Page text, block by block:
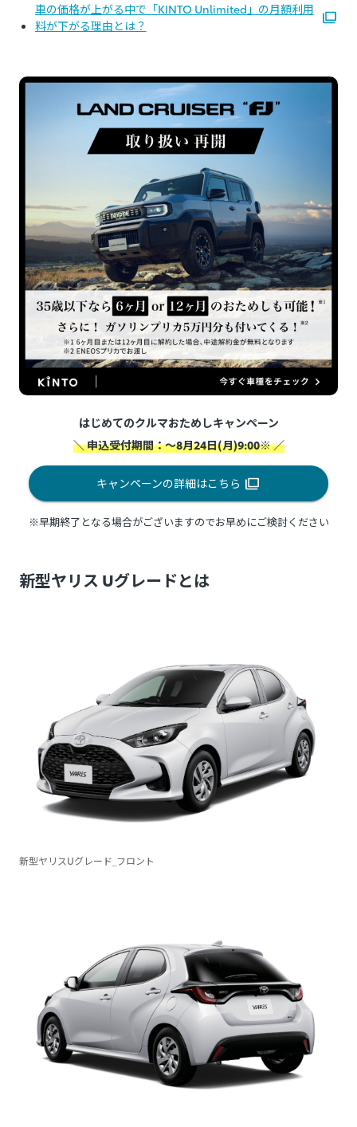
車の価格が上がる中で「KINTO Unlimited」の月額利用
料が下がる理由とは？
はじめてのクルマおためしキャンペーン
＼ 申込受付期間：～8月24日(月)9:00※ ／
キャンペーンの詳細はこちら
※早期終了となる場合がございますのでお早めにご検討ください
新型ヤリス Uグレードとは
新型ヤリスUグレード_フロント